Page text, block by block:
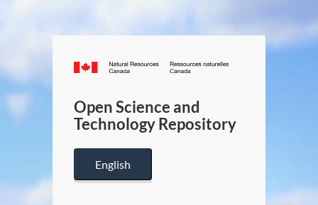
Canada.ca
/
Canada
Open Science and
Technology Repository
English